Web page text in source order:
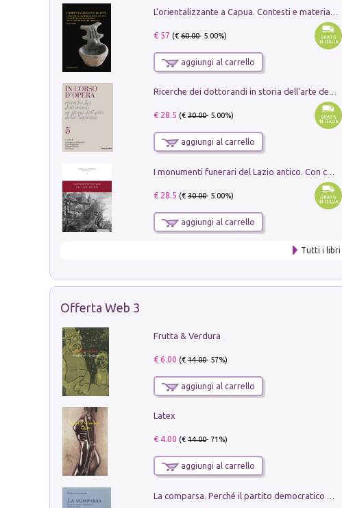
€ 57 (€60.00- 5.00%)
aggiungi al carrello
Ricerche dei dottorandi in storia dell'arte della Sapienza
€ 28.5 (€30.00- 5.00%)
aggiungi al carrello
I monumenti funerari del Lazio antico. Con cartella con tavole
€ 28.5 (€30.00- 5.00%)
aggiungi al carrello
Tutti i libri
Offerta Web 3
Frutta & Verdura
€ 6.00 (€14.00- 57%)
aggiungi al carrello
Latex
€ 4.00 (€14.00- 71%)
aggiungi al carrello